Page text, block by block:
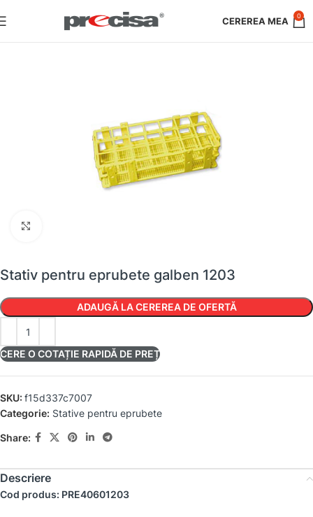
0
Stativ pentru eprubete galben 1203
ADAUGĂ LA CEREREA DE OFERTĂ
CERE O COTAȚIE RAPIDĂ DE PREȚ
SKU: f15d337c7007
Categorie: Stative pentru eprubete
Share:
Descriere
Cod produs: PRE40601203